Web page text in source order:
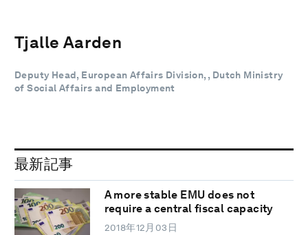
Tjalle Aarden
Deputy Head, European Affairs Division, , Dutch Ministry
of Social Affairs and Employment
最新記事
A more stable EMU does not
require a central fiscal capacity
2018年12月03日